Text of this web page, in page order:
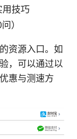
用技巧
）
资源入口。如
，可以通过以
惠与测速方